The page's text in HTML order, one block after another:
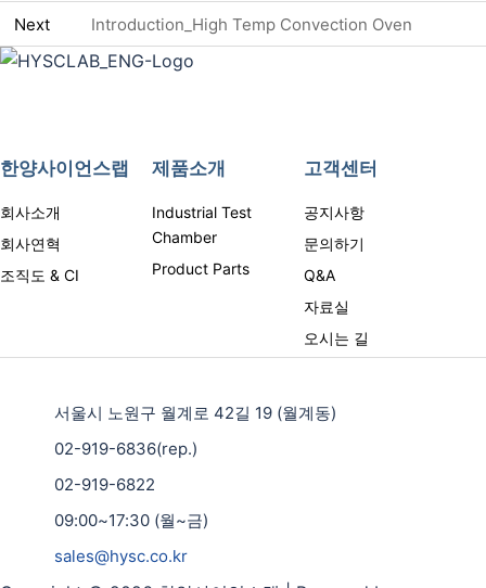
Next Introduction_High Temp Convection Oven
한양사이언스랩
회사소개
회사연혁
조직도 & CI
제품소개
Industrial Test
Chamber
Product Parts
고객센터
공지사항
문의하기
Q&A
자료실
오시는 길
서울시 노원구 월계로 42길 19 (월계동)
02-919-6836(rep.)
02-919-6822
09:00~17:30 (월~금)
sales@hysc.co.kr